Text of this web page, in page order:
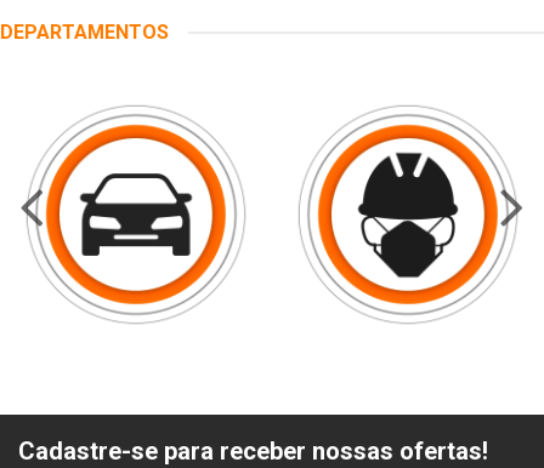
DEPARTAMENTOS
Cadastre-se para receber nossas ofertas!